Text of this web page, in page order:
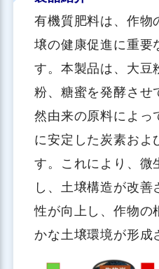
有機質肥料は、作物
壌の健康促進に重要
す。本製品は、大豆
粉、糖蜜を発酵させ
然由来の原料によっ
に安定した炭素およ
す。これにより、微
し、土壌構造が改善
性が向上し、作物の
かな土壌環境が形成